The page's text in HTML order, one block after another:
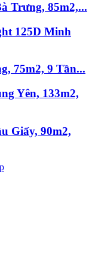
Trưng, 85m2,...
125D Minh
75m2, 9 Tần...
Yên, 133m2,
Giấy, 90m2,